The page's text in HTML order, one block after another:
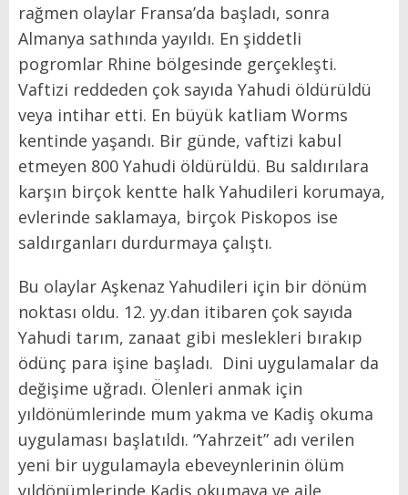
rağmen olaylar Fransa’da başladı, sonra
Almanya sathında yayıldı. En şiddetli
pogromlar Rhine bölgesinde gerçekleşti.
Vaftizi reddeden çok sayıda Yahudi öldürüldü
veya intihar etti. En büyük katliam Worms
kentinde yaşandı. Bir günde, vaftizi kabul
etmeyen 800 Yahudi öldürüldü. Bu saldırılara
karşın birçok kentte halk Yahudileri korumaya,
evlerinde saklamaya, birçok Piskopos ise
saldırganları durdurmaya çalıştı.
Bu olaylar Aşkenaz Yahudileri için bir dönüm
noktası oldu. 12. yy.dan itibaren çok sayıda
Yahudi tarım, zanaat gibi meslekleri bırakıp
ödünç para işine başladı. Dini uygulamalar da
değişime uğradı. Ölenleri anmak için
yıldönümlerinde mum yakma ve Kadiş okuma
uygulaması başlatıldı. “Yahrzeit” adı verilen
yeni bir uygulamayla ebeveynlerinin ölüm
yıldönümlerinde Kadiş okumaya ve aile